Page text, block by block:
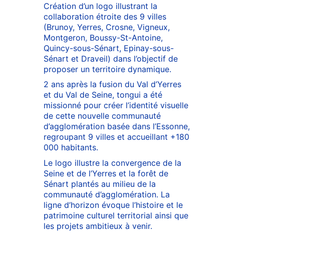
Création d’un logo illustrant la
collaboration étroite des 9 villes
(Brunoy, Yerres, Crosne, Vigneux,
Montgeron, Boussy-St-Antoine,
Quincy-sous-Sénart, Epinay-sous-
Sénart et Draveil) dans l’objectif de
proposer un territoire dynamique.
2 ans après la fusion du Val d’Yerres
et du Val de Seine, tongui a été
missionné pour créer l’identité visuelle
de cette nouvelle communauté
d’agglomération basée dans l’Essonne,
regroupant 9 villes et accueillant +180
000 habitants.
Le logo illustre la convergence de la
Seine et de l’Yerres et la forêt de
Sénart plantés au milieu de la
communauté d’agglomération. La
ligne d’horizon évoque l’histoire et le
patrimoine culturel territorial ainsi que
les projets ambitieux à venir.